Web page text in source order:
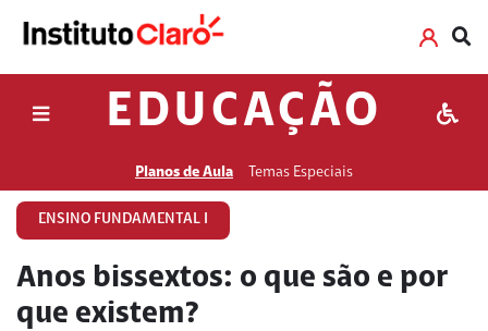
EDUCAÇÃO
Planos de Aula Temas Especiais
ENSINO FUNDAMENTAL I
Anos bissextos: o que são e por
que existem?